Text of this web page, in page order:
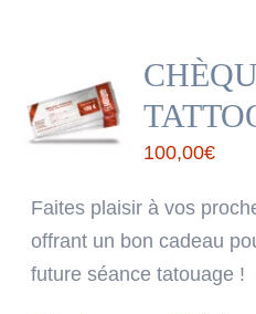
100,00€
Faites plaisir à vos
offrant un bon cadeau
future séance tatouage !